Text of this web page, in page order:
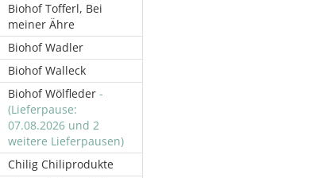
Biohof Tofferl, Bei
meiner Ähre
Biohof Wadler
Biohof Walleck
Biohof Wölfleder -
(Lieferpause:
07.08.2026 und 2
weitere Lieferpausen)
Chilig Chiliprodukte